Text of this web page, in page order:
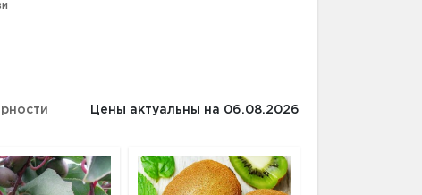
Цены актуальны на 06.08.2026